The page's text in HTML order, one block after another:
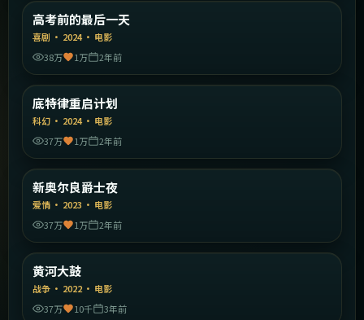
精选
高考前的最后一天
喜剧 · 2024· 电影
38万
1万 2年前
精选
底特律重启计划
科幻 · 2024· 电影
37万
1万 2年前
精选
新奥尔良爵士夜
爱情 · 2023 · 电影
37万
1万 2年前
精选
黄河大鼓
战争 · 2022 · 电影
37万
10千 3年前